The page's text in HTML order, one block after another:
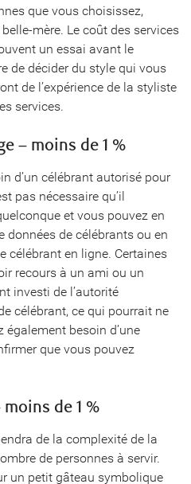
que vous choisissez,
mère. Le coût des services
un essai avant le
de décider du style qui vous
de l’expérience de la styliste
services.
– moins de 1 %
d’un célébrant autorisé pour
pas nécessaire qu’il
et vous pouvez en
données de célébrants ou en
célébrant en ligne. Certaines
recours à un ami ou un
investi de l’autorité
célébrant, ce qui pourrait ne
également besoin d’une
que vous pouvez
de 1 %
de la complexité de la
de personnes à servir.
un petit gâteau symbolique